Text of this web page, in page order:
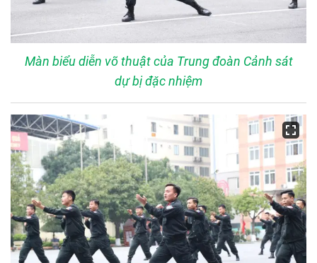
Màn biểu diễn võ thuật của Trung đoàn Cảnh sát
dự bị đặc nhiệm